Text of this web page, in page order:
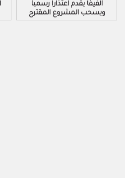
الفيفا يقدم اعتذارا رسميا
ويسحب المشروع المقترح